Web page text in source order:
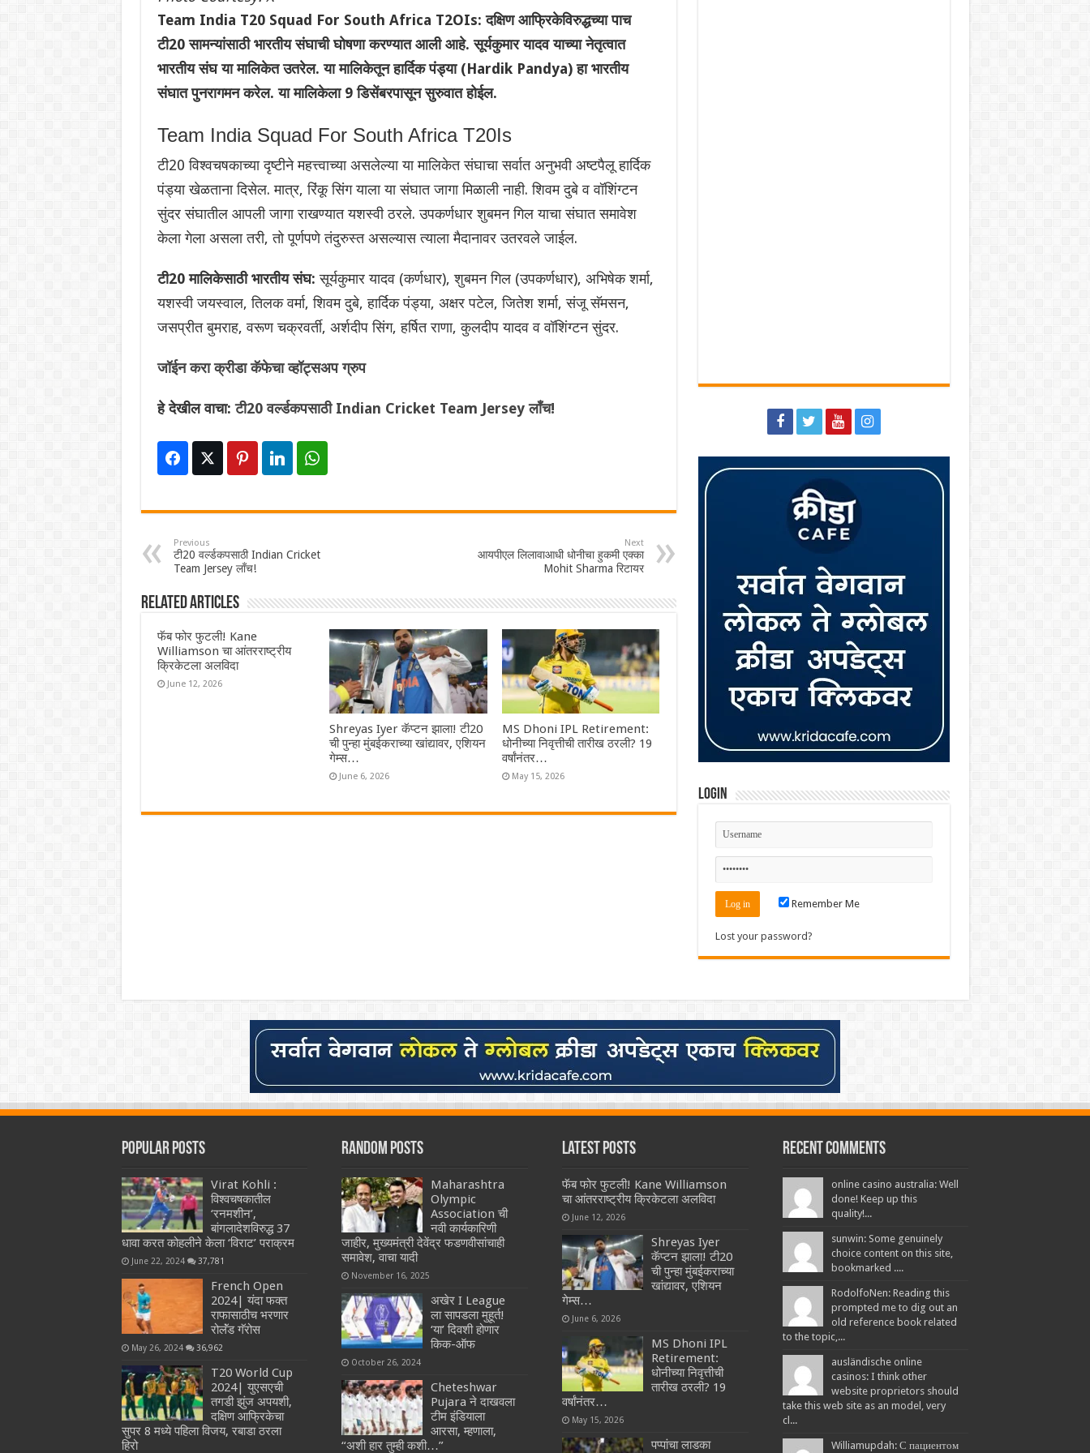
Team India T20 Squad For South Africa T2OIs: दक्षिण आफ्रिकेविरुद्धच्या पाच
टी20 सामन्यांसाठी भारतीय संघाची घोषणा करण्यात आली आहे. सूर्यकुमार यादव याच्या नेतृत्वात
भारतीय संघ या मालिकेत उतरेल. या मालिकेतून हार्दिक पंड्या (Hardik Pandya) हा भारतीय
संघात पुनरागमन करेल. या मालिकेला 9 डिसेंबरपासून सुरुवात होईल.
Team India Squad For South Africa T20Is
टी20 विश्वचषकाच्या दृष्टीने महत्त्वाच्या असलेल्या या मालिकेत संघाचा सर्वात अनुभवी अष्टपैलू हार्दिक
पंड्या खेळताना दिसेल. मात्र, रिंकू सिंग याला या संघात जागा मिळाली नाही. शिवम दुबे व वॉशिंग्टन
सुंदर संघातील आपली जागा राखण्यात यशस्वी ठरले. उपकर्णधार शुबमन गिल याचा संघात समावेश
केला गेला असला तरी, तो पूर्णपणे तंदुरुस्त असल्यास त्याला मैदानावर उतरवले जाईल.
टी20 मालिकेसाठी भारतीय संघ: सूर्यकुमार यादव (कर्णधार), शुबमन गिल (उपकर्णधार), अभिषेक शर्मा,
यशस्वी जयस्वाल, तिलक वर्मा, शिवम दुबे, हार्दिक पंड्या, अक्षर पटेल, जितेश शर्मा, संजू सॅमसन,
जसप्रीत बुमराह, वरूण चक्रवर्ती, अर्शदीप सिंग, हर्षित राणा, कुलदीप यादव व वॉशिंग्टन सुंदर.
जॉईन करा क्रीडा कॅफेचा व्हॉट्सअप ग्रुप
हे देखील वाचा:टी20 वर्ल्डकपसाठी Indian Cricket Team Jersey लॉंच!
Previous
टी20 वर्ल्डकपसाठी Indian Cricket
Team Jersey लॉंच!
Next
आयपीएल लिलावाआधी धोनीचा हुकमी एक्का
Mohit Sharma रिटायर
Related Articles
फॅब फोर फुटली! Kane
Williamson चा आंतरराष्ट्रीय
क्रिकेटला अलविदा
June 12, 2026
Shreyas Iyer कॅप्टन झाला! टी20
ची पुन्हा मुंबईकराच्या खांद्यावर, एशियन
गेम्स…
June 6, 2026
MS Dhoni IPL Retirement:
धोनीच्या निवृत्तीची तारीख ठरली? 19
वर्षांनंतर…
May 15, 2026
Login
Remember Me
Lost your password?
Popular Posts
Virat Kohli :
विश्वचषकातील
‘रनमशीन’,
बांगलादेशविरुद्ध 37
धावा करत कोहलीने केला ‘विराट’ पराक्रम
June 22, 2024 37,781
French Open
2024| यंदा फक्त
राफासाठीच भरणार
रोलॅंड गॅरोस
May 26, 2024 36,962
T20 World Cup
2024| युएसएची
तगडी झुंज अपयशी,
दक्षिण आफ्रिकेचा
सुपर 8 मध्ये पहिला विजय, रबाडा ठरला
हिरो
Random Posts
Maharashtra
Olympic
Association ची
नवी कार्यकारिणी
जाहीर, मुख्यमंत्री देवेंद्र फडणवीसांचाही
समावेश, वाचा यादी
November 16, 2025
अखेर I League
ला सापडला मुहूर्त!
‘या’ दिवशी होणार
किक-ऑफ
October 26, 2024
Cheteshwar
Pujara ने दाखवला
टीम इंडियाला
आरसा, म्हणाला,
“अशी हार तुम्ही कशी…”
Latest Posts
फॅब फोर फुटली! Kane Williamson
चा आंतरराष्ट्रीय क्रिकेटला अलविदा
June 12, 2026
Shreyas Iyer
कॅप्टन झाला! टी20
ची पुन्हा मुंबईकराच्या
खांद्यावर, एशियन
गेम्स…
June 6, 2026
MS Dhoni IPL
Retirement:
धोनीच्या निवृत्तीची
तारीख ठरली? 19
वर्षांनंतर…
May 15, 2026
पप्पांचा लाडका
Recent Comments
online casino australia: Well
done! Keep up this
quality!...
sunwin: Some genuinely
choice content on this site,
bookmarked ....
RodolfoNen: Reading this
prompted me to dig out an
old reference book related
to the topic,...
ausländische online
casinos: I think other
website proprietors should
take this web site as an model, very
cl...
Williamupdah: С пациентом